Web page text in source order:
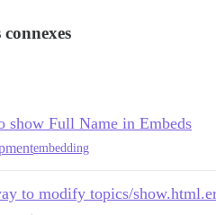
connexes
show Full Name in Embeds
embedding
to modify topics/